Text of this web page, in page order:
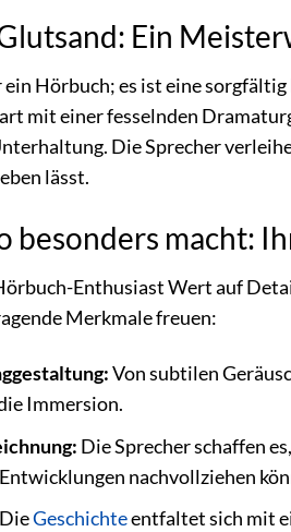
Ein
Hörbuch; es ist eine
mit einer fesselnden
Die Sprecher
lässt.
besonders macht:
Enthusiast Wert auf
Merkmale freuen:
Von subtilen
Immersion.
Die Sprecher schaffen
nachvollziehen
DieGeschichteentfaltet sich mit